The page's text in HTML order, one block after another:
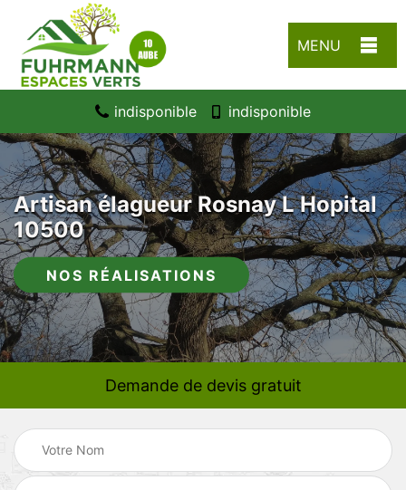
MENU
indisponible indisponible
Artisan élagueur Rosnay L Hopital
10500
NOS RÉALISATIONS
Demande de devis gratuit